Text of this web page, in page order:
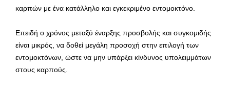
καρπών με ένα κατάλληλο και εγκεκριμένο εντομοκτόνο.
Επειδή ο χρόνος μεταξύ έναρξης προσβολής και συγκομιδής
είναι μικρός, να δοθεί μεγάλη προσοχή στην επιλογή των
εντομοκτόνων, ώστε να μην υπάρξει κίνδυνος υπολειμμάτων
στους καρπούς.